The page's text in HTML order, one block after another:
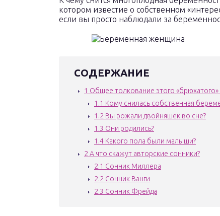
котором известие о собственном
если вы просто наблюдали за
СОДЕРЖАНИЕ
1 Общее толкование этого «брюхатого»
1.1 Кому снилась собственная
1.2 Вы рожали двойняшек во сне?
1.3 Они родились?
1.4 Какого пола были малыши?
2 А что скажут авторские сонники?
2.1 Сонник Миллера
2.2 Сонник Ванги
2.3 Сонник Фрейда